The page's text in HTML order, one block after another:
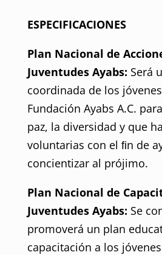
ESPECIFICACIONES
Plan Nacional de
Juventudes Ayabs: Será
coordinada de los
Fundación Ayabs A.C.
paz, la diversidad y que
voluntarias con el ﬁn de
concientizar al prójimo.
Plan Nacional de
Juventudes Ayabs: Se
promoverá un plan
capacitación a los